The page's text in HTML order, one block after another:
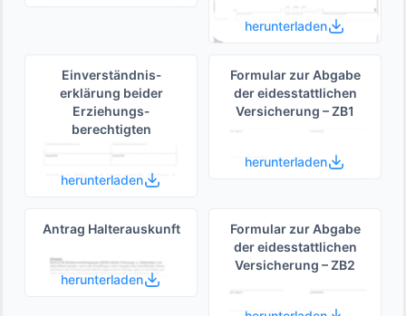
herunterladen
Einverständnis­
erklärung beider
Erziehungs­
berechtigten
herunterladen
Formular zur Abgabe
der eides­stattlichen
Versicherung – ZB1
herunterladen
Antrag Halterauskunft
herunterladen
Formular zur Abgabe
der eides­stattlichen
Versicherung – ZB2